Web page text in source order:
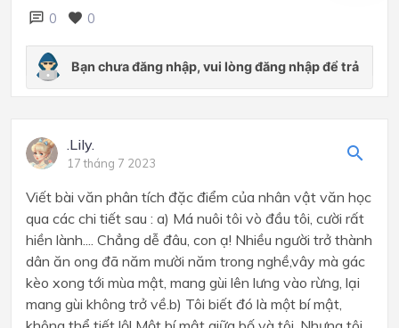
0 0
.Lily.
17 tháng 7 2023
Viết bài văn phân tích đặc điểm của nhân vật văn học
qua các chi tiết sau : a) Má nuôi tôi vò đầu tôi, cười rất
hiền lành.... Chẳng dễ đâu, con ạ! Nhiều người trở thành
dân ăn ong đã năm mười năm trong nghề,vây mà gác
kèo xong tới mùa mật, mang gùi lên lưng vào rừng, lại
mang gùi không trở về.b) Tôi biết đó là một bí mật,